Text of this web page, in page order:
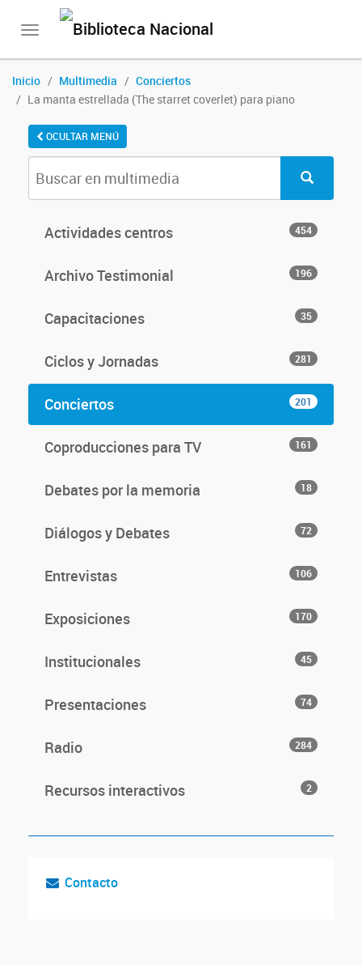
Toggle
Inicio Multimedia
Conciertos
La manta estrellada (The starret coverlet) para piano
OCULTAR MENÚ
Actividades centros 454
Archivo Testimonial 196
Capacitaciones 35
Ciclos y Jornadas 281
Conciertos 201
Coproducciones para TV 161
Debates por la memoria 18
Diálogos y Debates 72
Entrevistas 106
Exposiciones 170
Institucionales 45
Presentaciones 74
Radio 284
Recursos interactivos 2
Contacto